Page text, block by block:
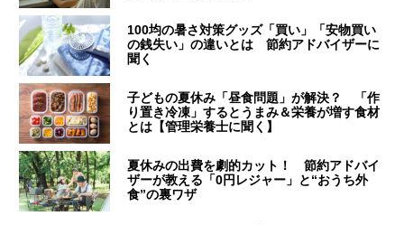
100均の暑さ対策グッズ「買い」「安物買い
の銭失い」の違いとは 節約アドバイザーに
聞く
子どもの夏休み「昼食問題」が解決？ 「作
り置き冷凍」するとうまみ＆栄養が増す食材
とは【管理栄養士に聞く】
夏休みの出費を劇的カット！ 節約アドバイ
ザーが教える「0円レジャー」と“おうち外
食”の裏ワザ